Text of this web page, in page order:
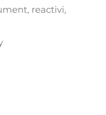
reactivi,